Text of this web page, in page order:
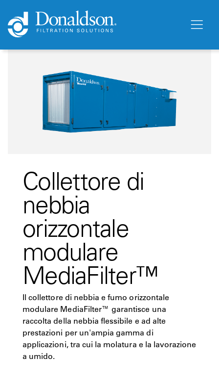
Collettore di
nebbia
orizzontale
modulare
MediaFilter™
Il collettore di nebbia e fumo orizzontale
modulare MediaFilter™ garantisce una
raccolta della nebbia flessibile e ad alte
prestazioni per un'ampia gamma di
applicazioni, tra cui la molatura e la lavorazione
a umido.